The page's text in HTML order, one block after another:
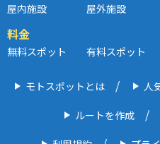
屋内施設 屋外施設
料金
無料スポット 有料スポット
モトスポットとは 人
ルートを作成